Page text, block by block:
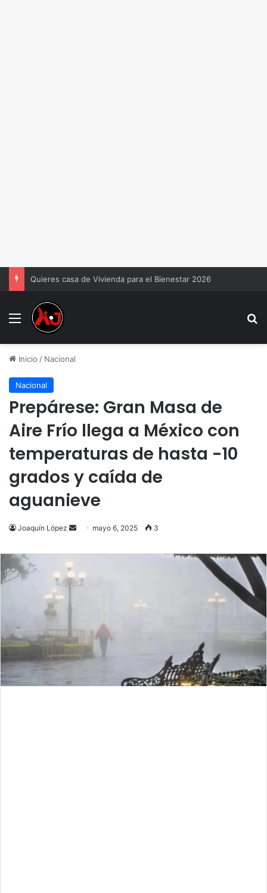
Quieres casa de Vivienda para el Bienestar 2026
Menu
Inicio / Nacional
Nacional
Prepárese: Gran Masa de
Aire Frío llega a México con
temperaturas de hasta -10
grados y caída de
aguanieve
Joaquín López
Send
email
mayo 6, 2025 3